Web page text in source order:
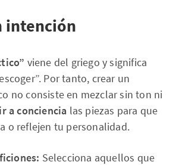
intención
viene del griego y significa
Por tanto, crear un
no consiste en mezclar sin ton ni
a conciencia las piezas para que
o reflejen tu personalidad.
Selecciona aquellos que